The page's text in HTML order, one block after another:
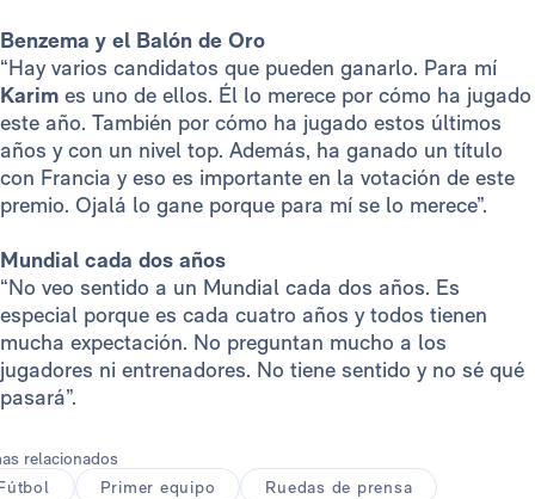
Benzema y el Balón de Oro
“Hay varios candidatos que pueden ganarlo. Para mí
Karim es uno de ellos. Él lo merece por cómo ha jugado
este año. También por cómo ha jugado estos últimos
años y con un nivel top. Además, ha ganado un título
con Francia y eso es importante en la votación de este
premio. Ojalá lo gane porque para mí se lo merece”.
Mundial cada dos años
“No veo sentido a un Mundial cada dos años. Es
especial porque es cada cuatro años y todos tienen
mucha expectación. No preguntan mucho a los
jugadores ni entrenadores. No tiene sentido y no sé qué
pasará”.
relacionados
Primer equipo Ruedas de prensa